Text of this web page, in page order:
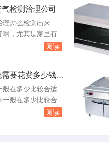
个渠道获取相关信
北师范大学和吉林
能会发布关于研究
关信息，其中可能包
检测治理公司
理怎么检测出来
，尤其是家里有老
果有孕妇那必须得
用 维特环保科技
测价格：280元/2间
醛、苯、甲苯、二
：722分光光度计气
阅读
要花费多少钱新
少钱合适
般在多少比较合适
般在多少比较合
包是需要有装修标
阅读